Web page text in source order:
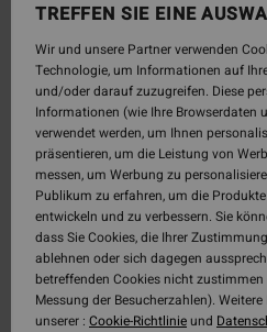
TREFFEN SIE EINE
Wir und unsere Partner verwenden
Technologie, um Informationen auf
und/oder darauf zuzugreifen. Diese
Informationen (wie Ihre Browserdaten
verwendet werden, um Ihnen
präsentieren, um die Leistung von
messen, um Werbung zu
Publikum zu erfahren, um die
entwickeln und zu verbessern. Sie
dass Sie Cookies, die Ihrer
ablehnen oder sich dagegen
betreffenden Cookies nicht
Messung der Besucherzahlen).
unserer : Cookie-Richtlinieund